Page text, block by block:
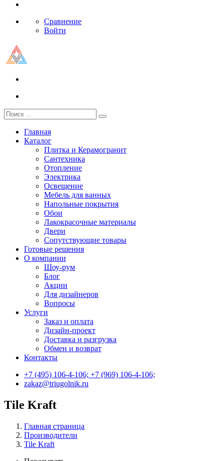
Сравнение
Войти
Главная
Каталог
Плитка и Керамогранит
Сантехника
Отопление
Электрика
Освещение
Мебель для ванных
Напольные покрытия
Обои
Лакокрасочные материалы
Двери
Сопутствующие товары
Готовые решения
О компании
Шоу-рум
Блог
Акции
Для дизайнеров
Вопросы
Услуги
Заказ и оплата
Дизайн-проект
Доставка и разгрузка
Обмен и возврат
Контакты
+7 (495) 106-4-106; +7 (969) 106-4-106;
zakaz@triugolnik.ru
Tile Kraft
Главная страница
Производители
Tile Kraft